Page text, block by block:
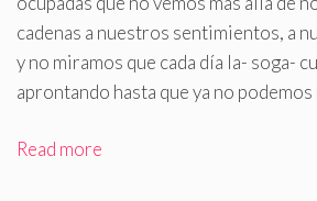
cadenas a nuestros sentimientos, a
y no miramos que cada día la- soga-
aprontando hasta que ya no
Read more